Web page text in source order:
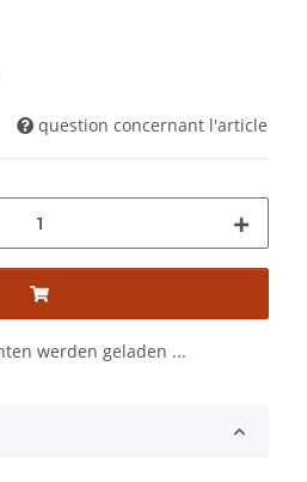
question concernant l'article
werden geladen ...